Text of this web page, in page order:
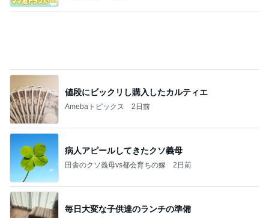
値段にビックリし購入したカルティエ
Amebaトピックス 2日前
病人アピールしてきたクソ義母
田舎のクソ義母vs都会育ちの嫁 2日前
毎日大変な子供達のランチの準備